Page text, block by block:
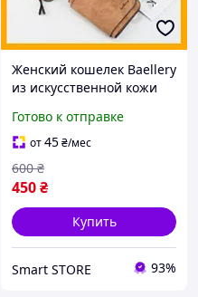
Женский кошелек Baellery
из искусственной кожи
для денег и карт кошелек
для женщин
Готово к отправке
от45₴/мес
450₴
600 ₴
Купить
Smart STORE 93%